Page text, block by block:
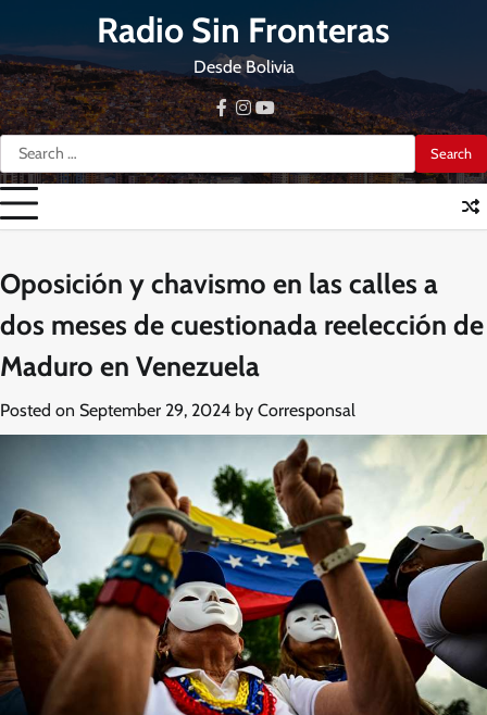
content
Radio Sin Fronteras
Desde Bolivia
Search
for:
facebook
instagram
youtube
Oposición y chavismo en las calles a
dos meses de cuestionada reelección de
Maduro en Venezuela
Posted on September 29, 2024 by Corresponsal